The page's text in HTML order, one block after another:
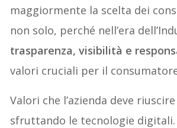
maggiormente la scelta dei
non solo, perché nell’era
trasparenza, visibilità e
valori cruciali per il
Valori che l’azienda deve
sfruttando le tecnologie digitali.